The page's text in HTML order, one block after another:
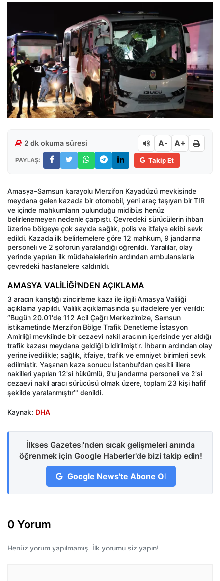
2 dk okuma süresi A- A+
PAYLAŞ: Takip Et
Amasya–Samsun karayolu Merzifon Kayadüzü mevkisinde
meydana gelen kazada bir otomobil, yeni araç taşıyan bir TIR
ve içinde mahkumların bulunduğu midibüs henüz
belirlenemeyen nedenle çarpıştı. Çevredeki sürücülerin ihbarı
üzerine bölgeye çok sayıda sağlık, polis ve itfaiye ekibi sevk
edildi. Kazada ilk belirlemelere göre 12 mahkum, 9 jandarma
personeli ve 2 şoförün yaralandığı öğrenildi. Yaralılar, olay
yerinde yapılan ilk müdahalelerinin ardından ambulanslarla
çevredeki hastanelere kaldırıldı.
AMASYA VALİLİĞİ'NDEN AÇIKLAMA
3 aracın karıştığı zincirleme kaza ile ilgili Amasya Valiliği
açıklama yapıldı. Valilik açıklamasında şu ifadelere yer verildi:
“Bugün 20.01'de 112 Acil Çağrı Merkezimize, Samsun
istikametinde Merzifon Bölge Trafik Denetleme İstasyon
Amirliği mevkiinde bir cezaevi nakil aracının içerisinde yer aldığı
trafik kazası meydana geldiği bildirilmiştir. İhbarın ardından olay
yerine ivedilikle; sağlık, itfaiye, trafik ve emniyet birimleri sevk
edilmiştir. Yaşanan kaza sonucu İstanbul'dan çeşitli illere
nakilleri yapılan 12'si hükümlü, 9'u jandarma personeli ve 2'si
cezaevi nakil aracı sürücüsü olmak üzere, toplam 23 kişi hafif
şekilde yaralanmıştır’" denildi.
Kaynak: DHA
İlkses Gazetesi'nden sıcak gelişmeleri anında
öğrenmek için Google Haberler'de bizi takip edin!
Google News'te Abone Ol
0 Yorum
Henüz yorum yapılmamış. İlk yorumu siz yapın!